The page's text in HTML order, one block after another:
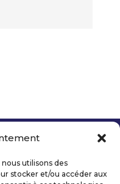
utilisons des
stocker et/ou accéder aux